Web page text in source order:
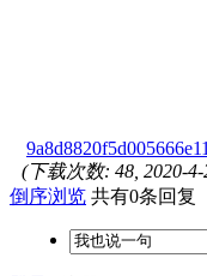
(下载次数: 48, 2020-
倒序浏览 共有0条回复